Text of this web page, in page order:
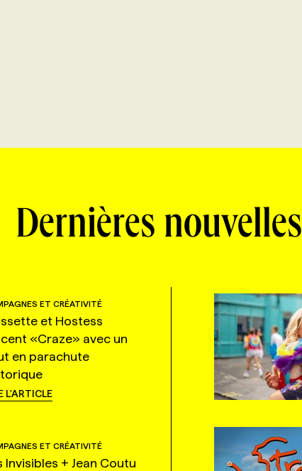
Dernières nouvelles
ET CRÉATIVITÉ
et Hostess
«Craze» avec un
en parachute
L'ARTICLE
ET CRÉATIVITÉ
Invisibles + Jean Coutu